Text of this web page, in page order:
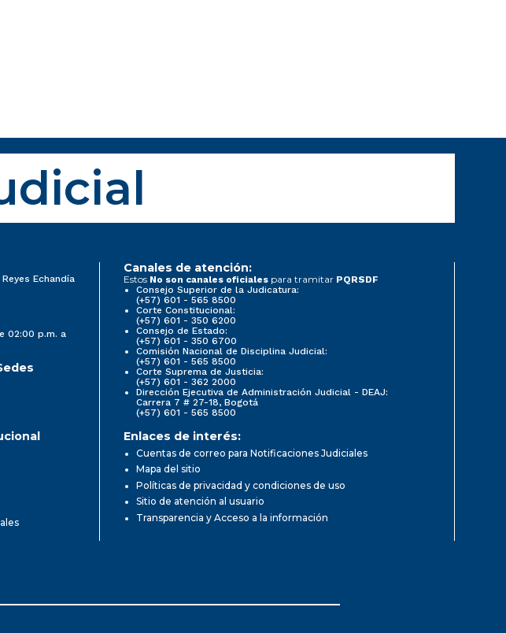
Echandía
02:00 p.m. a
Canales de atención:
Estos No son canales oficiales para tramitar PQRSDF
Consejo Superior de la Judicatura:
(+57) 601 - 565 8500
Corte Constitucional:
(+57) 601 - 350 6200
Consejo de Estado:
(+57) 601 - 350 6700
Comisión Nacional de Disciplina Judicial:
(+57) 601 - 565 8500
Corte Suprema de Justicia:
(+57) 601 - 362 2000
Dirección Ejecutiva de Administración Judicial - DEAJ:
Carrera 7 # 27-18, Bogotá
(+57) 601 - 565 8500
Enlaces de interés:
Cuentas de correo para Notificaciones Judiciales
Mapa del sitio
Políticas de privacidad y condiciones de uso
Sitio de atención al usuario
Transparencia y Acceso a la información